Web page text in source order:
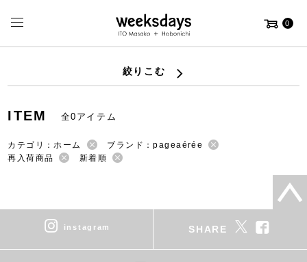
0
絞りこむ
ITEM 全0アイテム
カテゴリ：ホーム
ブランド：pageaérée
再入荷商品
新着順
instagram SHARE